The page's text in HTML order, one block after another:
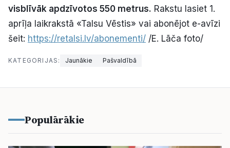
Par mums
Kontakti
Ziņo redakcijai
E-avīze Abonē
visblīvāk apdzīvotos 550 metrus. Rakstu lasiet 1.
aprīļa laikrakstā «Talsu Vēstis» vai abonējot e-avīzi
šeit: https://retalsi.lv/abonementi/ /E. Lāča foto/
KATEGORIJAS: Jaunākie Pašvaldībā
Populārākie